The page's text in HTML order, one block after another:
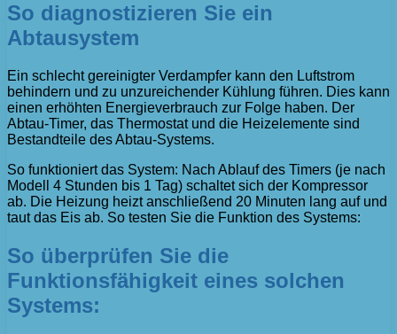
So diagnostizieren Sie ein
Abtausystem
Ein schlecht gereinigter Verdampfer kann den Luftstrom
behindern und zu unzureichender Kühlung führen. Dies kann
einen erhöhten Energieverbrauch zur Folge haben. Der
Abtau-Timer, das Thermostat und die Heizelemente sind
Bestandteile des Abtau-Systems.
So funktioniert das System: Nach Ablauf des Timers (je nach
Modell 4 Stunden bis 1 Tag) schaltet sich der Kompressor
ab. Die Heizung heizt anschließend 20 Minuten lang auf und
taut das Eis ab. So testen Sie die Funktion des Systems:
So überprüfen Sie die
Funktionsfähigkeit eines solchen
Systems: